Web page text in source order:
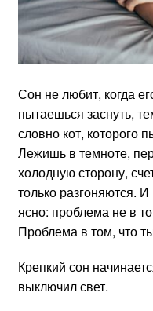
Сон не любит, когда
пытаешься заснуть,
словно кот, которого
Лежишь в темноте,
холодную сторону,
только разгоняются.
ясно: проблема не в
Проблема в том, что
Крепкий сон
выключил свет.